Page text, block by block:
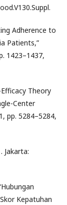
Adherence to
Patients,”
1423–1437,
Theory
Center
pp. 5284–5284,
Jakarta:
Kepatuhan